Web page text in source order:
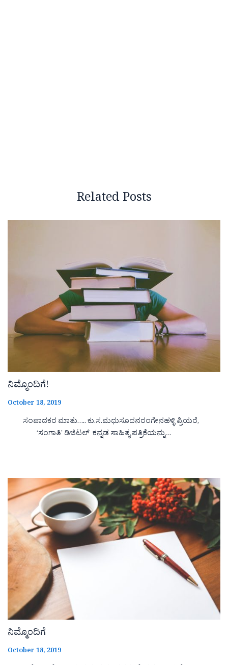
Related Posts
ನಿಮ್ಮೊಂದಿಗೆ!
October 18, 2019
ಸಂಪಾದಕರ ಮಾತು….. ಕು.ಸ.ಮಧುಸೂದನರಂಗೇನಹಳ್ಳಿ ಪ್ರಿಯರೆ,
‘ಸಂಗಾತಿ’ ಡಿಜಿಟಲ್ ಕನ್ನಡ ಸಾಹಿತ್ಯ ಪತ್ರಿಕೆಯನ್ನು…
ನಿಮ್ಮೊಂದಿಗೆ
October 18, 2019